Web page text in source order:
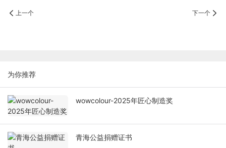
上一个 下一个
为你推荐
wowcolour-2025年匠心制造奖
青海公益捐赠证书